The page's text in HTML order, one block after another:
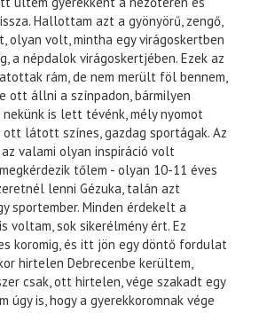
Hallottam azt a gyönyörű, zengő,
olyan volt, mintha egy virágoskertben
a népdalok virágoskertjében. Ezek az
rám, de nem merült föl bennem,
ott állni a színpadon, bármilyen
nekünk is lett tévénk, mély nyomot
ott látott színes, gazdag sportágak. Az
valami olyan inspiráció volt
tőlem - olyan 10-11 éves
lenni Gézuka, talán azt
sportember. Minden érdekelt a
voltam, sok sikerélmény ért. Ez
koromig, és itt jön egy döntő fordulat
hirtelen Debrecenbe kerültem,
csak, ott hirtelen, vége szakadt egy
úgy is, hogy a gyerekkoromnak vége